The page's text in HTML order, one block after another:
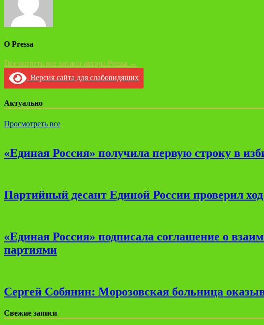
О Pressa
Посмотреть все записи автора Pressa →
Версия сайта для слабовидящих
Актуально
Просмотреть все
«Единая Россия» получила первую строку в
Партийный десант Единой России проверил
«Единая Россия» подписала соглашение о
партиями
Сергей Собянин: Морозовская больница
Свежие записи